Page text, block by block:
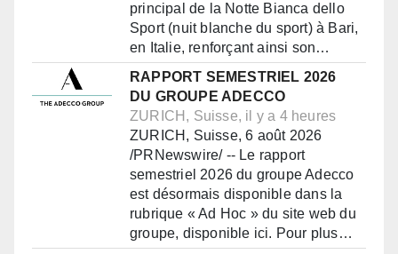
principal de la Notte Bianca dello
Sport (nuit blanche du sport) à Bari,
en Italie, renforçant ainsi son…
RAPPORT SEMESTRIEL 2026
DU GROUPE ADECCO
ZURICH, Suisse, il y a 4 heures
ZURICH, Suisse, 6 août 2026
/PRNewswire/ -- Le rapport
semestriel 2026 du groupe Adecco
est désormais disponible dans la
rubrique « Ad Hoc » du site web du
groupe, disponible ici. Pour plus…